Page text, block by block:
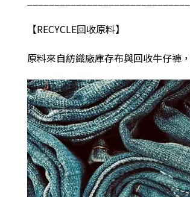
【RECYCLE回收原料】
原料來自紡織廠庫存布與回收牛仔褲